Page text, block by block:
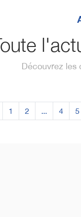
Découvrez les
1 2 ... 4 5